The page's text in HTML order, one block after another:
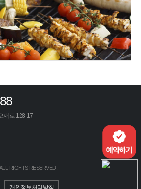
재로 128-17
RIGHTS RESERVED.
개인정보처리방침